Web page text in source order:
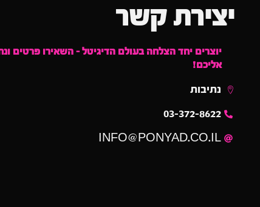
יצירת קשר
יוצרים יחד הצלחה בעולם הדיגיטל – השאירו פרטים
אליכם!
נתיבות
03-372-8622
INFO@PONYAD.CO.IL